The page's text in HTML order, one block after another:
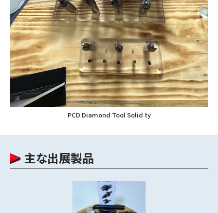
PCD Diamond Tool Solid ty
主な出展製品